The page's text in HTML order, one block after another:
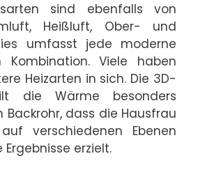
sind ebenfalls von
Heißluft, Ober- und
umfasst jede moderne
Kombination. Viele haben
Heizarten in sich. Die 3D-
die Wärme besonders
dass die Hausfrau
verschiedenen Ebenen
erzielt.